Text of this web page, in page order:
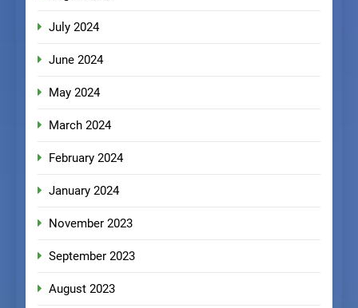
July 2024
June 2024
May 2024
March 2024
February 2024
January 2024
November 2023
September 2023
August 2023